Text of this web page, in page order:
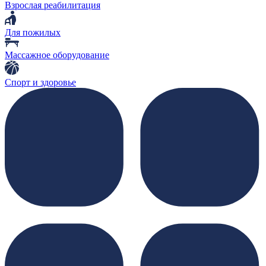
Взрослая реабилитация
Для пожилых
Массажное оборудование
Спорт и здоровье